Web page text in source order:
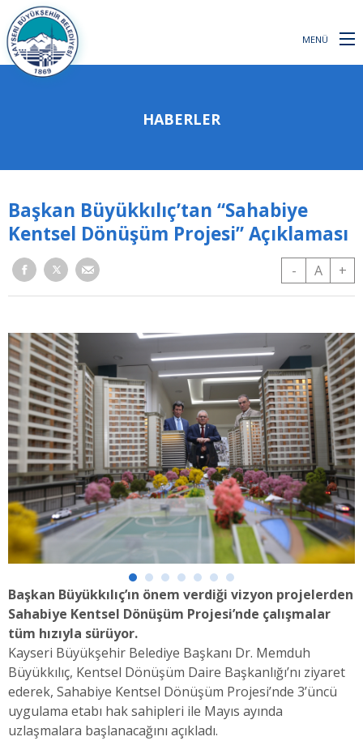
MENÜ
HABERLER
Başkan Büyükkılıç’tan “Sahabiye
Kentsel Dönüşüm Projesi” Açıklaması
- A +
Başkan Büyükkılıç’ın önem verdiği vizyon projelerden
Sahabiye Kentsel Dönüşüm Projesi’nde çalışmalar
tüm hızıyla sürüyor.
Kayseri Büyükşehir Belediye Başkanı Dr. Memduh
Büyükkılıç, Kentsel Dönüşüm Daire Başkanlığı’nı ziyaret
ederek, Sahabiye Kentsel Dönüşüm Projesi’nde 3’üncü
uygulama etabı hak sahipleri ile Mayıs ayında
uzlaşmalara başlanacağını açıkladı.